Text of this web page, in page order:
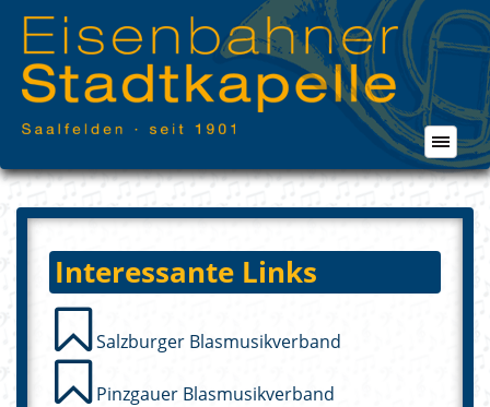
Interessante Links
Salzburger Blasmusikverband
Pinzgauer Blasmusikverband